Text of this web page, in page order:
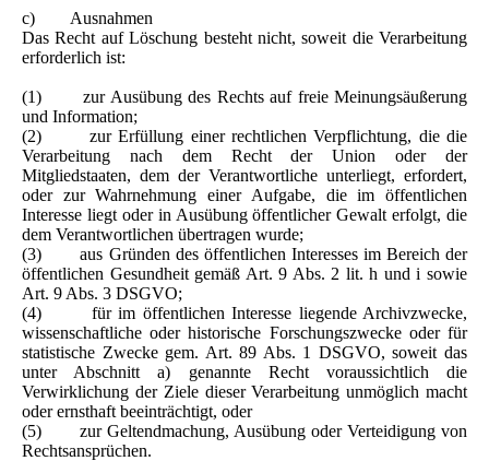
c) Ausnahmen
Das Recht auf Löschung besteht nicht, soweit die Verarbeitung
erforderlich ist:
(1) zur Ausübung des Rechts auf freie Meinungsäußerung
und Information;
(2) zur Erfüllung einer rechtlichen Verpflichtung, die die
Verarbeitung nach dem Recht der Union oder der
Mitgliedstaaten, dem der Verantwortliche unterliegt, erfordert,
oder zur Wahrnehmung einer Aufgabe, die im öffentlichen
Interesse liegt oder in Ausübung öffentlicher Gewalt erfolgt, die
dem Verantwortlichen übertragen wurde;
(3) aus Gründen des öffentlichen Interesses im Bereich der
öffentlichen Gesundheit gemäß Art. 9 Abs. 2 lit. h und i sowie
Art. 9 Abs. 3 DSGVO;
(4) für im öffentlichen Interesse liegende Archivzwecke,
wissenschaftliche oder historische Forschungszwecke oder für
statistische Zwecke gem. Art. 89 Abs. 1 DSGVO, soweit das
unter Abschnitt a) genannte Recht voraussichtlich die
Verwirklichung der Ziele dieser Verarbeitung unmöglich macht
oder ernsthaft beeinträchtigt, oder
(5) zur Geltendmachung, Ausübung oder Verteidigung von
Rechtsansprüchen.